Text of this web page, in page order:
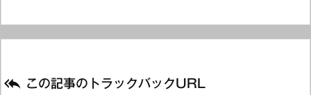
 この記事のトラックバックURL